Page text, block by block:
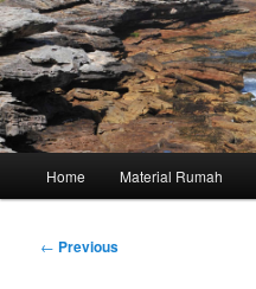
Skip
to
primary
content
Home Material Rumah
Post
← Previous